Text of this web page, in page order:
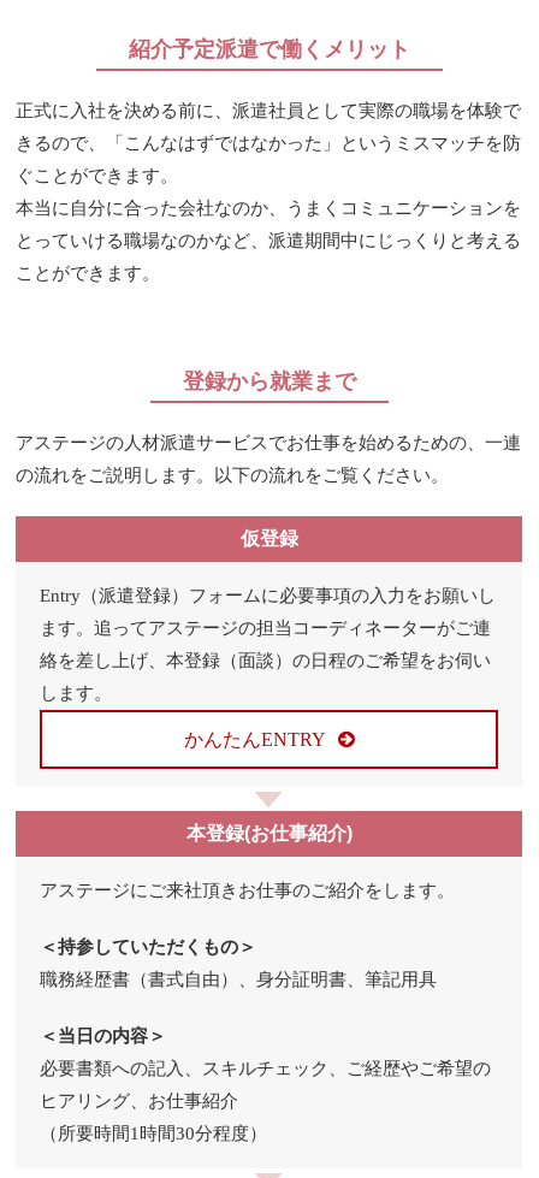
紹介予定派遣で働くメリット
正式に入社を決める前に、派遣社員として実際の職場を体験で
きるので、「こんなはずではなかった」というミスマッチを防
ぐことができます。
本当に自分に合った会社なのか、うまくコミュニケーションを
とっていける職場なのかなど、派遣期間中にじっくりと考える
ことができます。
登録から就業まで
アステージの人材派遣サービスでお仕事を始めるための、一連
の流れをご説明します。以下の流れをご覧ください。
仮登録
Entry（派遣登録）フォームに必要事項の入力をお願いし
ます。追ってアステージの担当コーディネーターがご連
絡を差し上げ、本登録（面談）の日程のご希望をお伺い
します。
かんたんENTRY
本登録(お仕事紹介)
アステージにご来社頂きお仕事のご紹介をします。
＜持参していただくもの＞
職務経歴書（書式自由）、身分証明書、筆記用具
＜当日の内容＞
必要書類への記入、スキルチェック、ご経歴やご希望の
ヒアリング、お仕事紹介
（所要時間1時間30分程度）